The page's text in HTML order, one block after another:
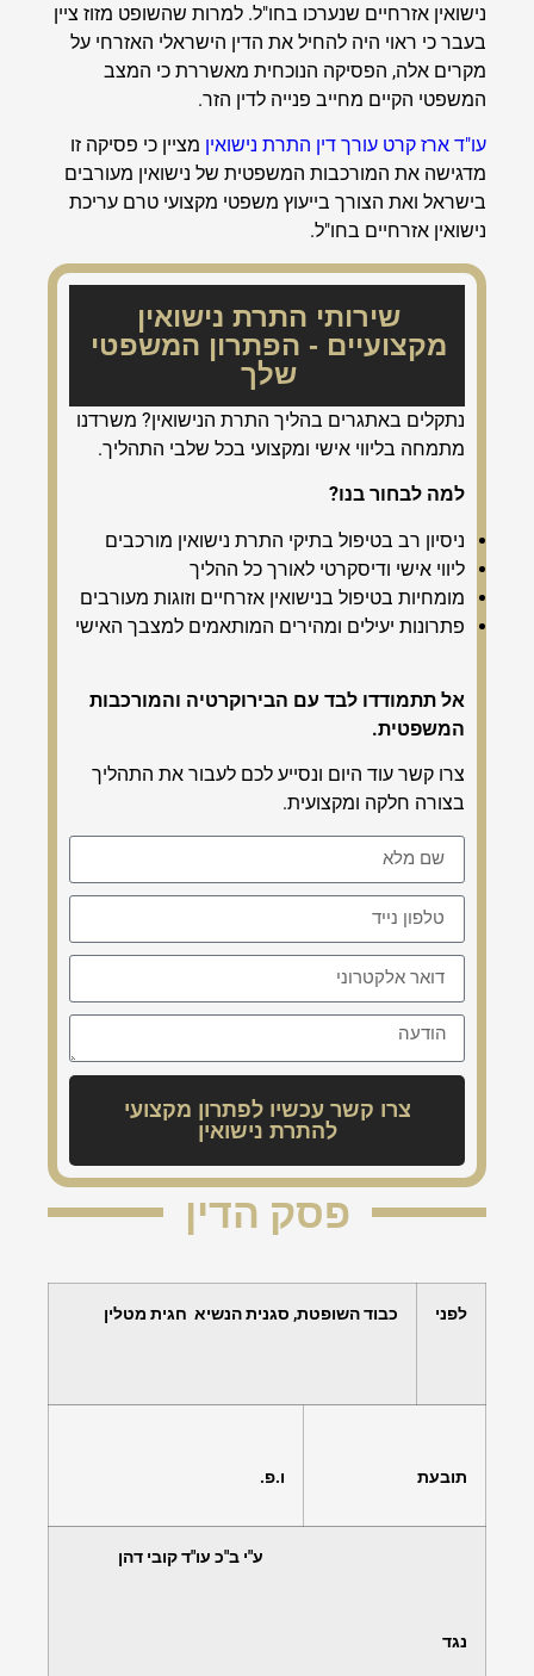
נישואין אזרחיים שנערכו בחו"ל. למרות שהשופט מזוז ציין
בעבר כי ראוי היה להחיל את הדין הישראלי האזרחי על
מקרים אלה, הפסיקה הנוכחית מאשררת כי המצב
המשפטי הקיים מחייב פנייה לדין הזר.
עו"ד ארז קרט עורך דין התרת נישואין מציין כי פסיקה זו
מדגישה את המורכבות המשפטית של נישואין מעורבים
בישראל ואת הצורך בייעוץ משפטי מקצועי טרם עריכת
נישואין אזרחיים בחו"ל.
שירותי התרת נישואין
מקצועיים - הפתרון המשפטי
שלך
נתקלים באתגרים בהליך התרת הנישואין? משרדנו
מתמחה בליווי אישי ומקצועי בכל שלבי התהליך.
למה לבחור בנו?
ניסיון רב בטיפול בתיקי התרת נישואין מורכבים
ליווי אישי ודיסקרטי לאורך כל ההליך
מומחיות בטיפול בנישואין אזרחיים וזוגות מעורבים
פתרונות יעילים ומהירים המותאמים למצבך האישי
אל תתמודדו לבד עם הבירוקרטיה והמורכבות
המשפטית.
צרו קשר עוד היום ונסייע לכם לעבור את התהליך
בצורה חלקה ומקצועית.
צרו קשר עכשיו לפתרון מקצועי
להתרת נישואין
פסק הדין
לפני כבוד השופטת, סגנית הנשיא חגית מטלין
תובעת ו.פ.
ע"י ב"כ עו"ד קובי דהן
נגד